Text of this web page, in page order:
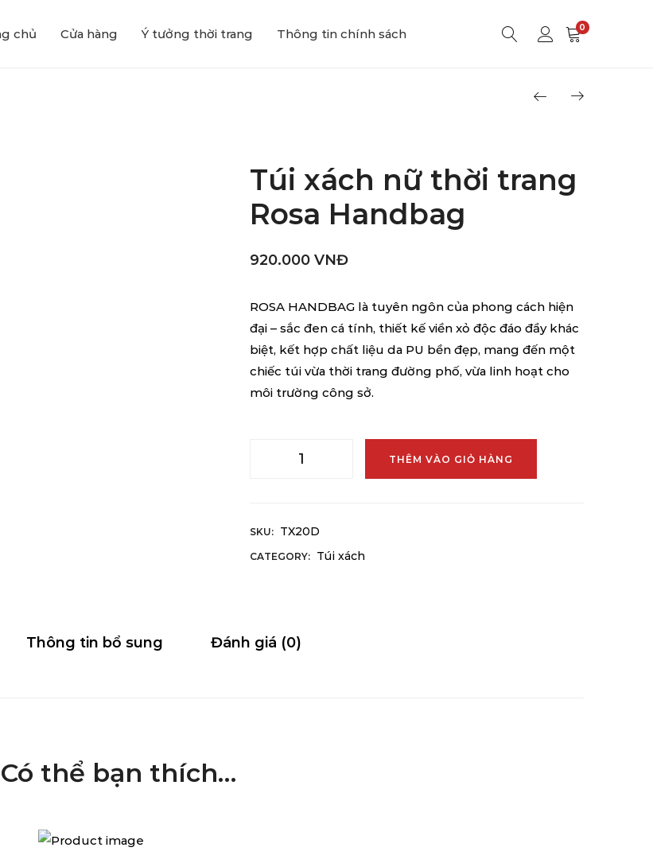
chủ Cửa hàng Ý tưởng thời trang Thông tin chính sách 0
Túi xách nữ thời trang
Rosa Handbag
920.000 VNĐ
ROSA HANDBAG là tuyên ngôn của phong cách hiện
đại – sắc đen cá tính, thiết kế viền xỏ độc đáo đầy khác
biệt, kết hợp chất liệu da PU bền đẹp, mang đến một
chiếc túi vừa thời trang đường phố, vừa linh hoạt cho
môi trường công sở.
THÊM VÀO GIỎ HÀNG
SKU: TX20D
CATEGORY: Túi xách
Thông tin bổ sung Đánh giá (0)
Có thể bạn thích…